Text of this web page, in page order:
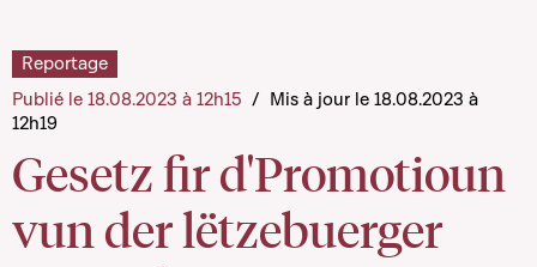
Gesetz fir d'Promotioun
vun der lëtzebuerger
Reportage
Publié le 18.08.2023 à 12h15 / Mis à jour le 18.08.2023 à
12h19